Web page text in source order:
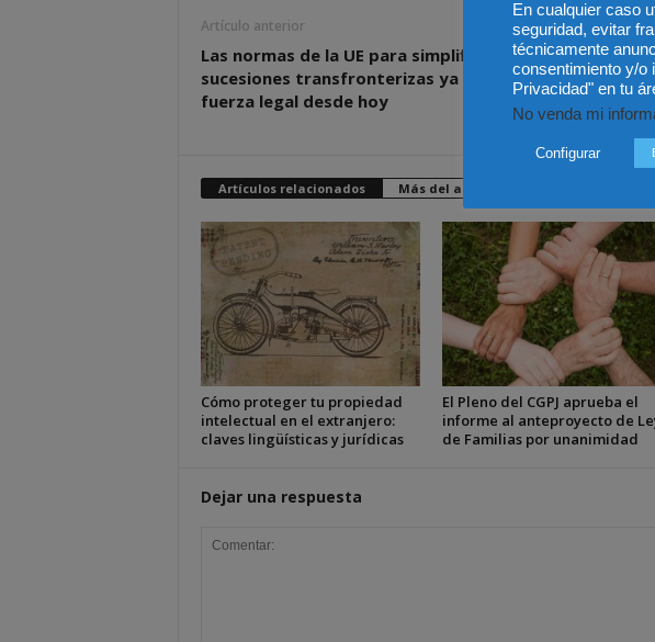
Artículo anterior
Las normas de la UE para simplificar las
sucesiones transfronterizas ya tienen
fuerza legal desde hoy
II
Ley
Las
Artículos relacionados Más del autor
Cómo proteger tu propiedad
intelectual en el extranjero:
claves lingüísticas y jurídicas
El Pleno del CGPJ aprueba el
informe al anteproyecto de
de Familias por unanimidad
Dejar una respuesta
En cualquier caso
seguridad, evitar
técnicamente
consentimiento y/o
Privacidad" en tu
No venda mi
Configurar